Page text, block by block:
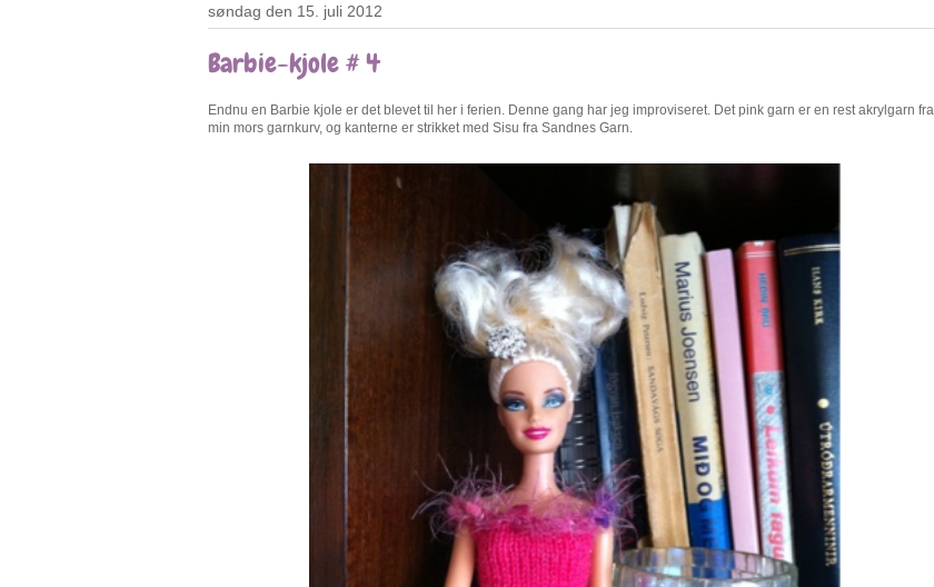
søndag den 15. juli 2012
Barbie-kjole # 4
Endnu en Barbie kjole er det blevet til her i ferien. Denne gang har jeg improviseret. Det pink garn er en rest akrylgarn fra
min mors garnkurv, og kanterne er strikket med Sisu fra Sandnes Garn.